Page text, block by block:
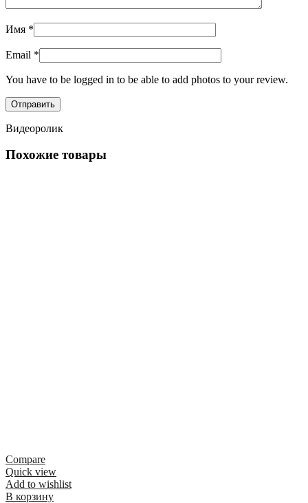
Имя *
Email *
You have to be logged in to be able to add photos to your review.
Видеоролик
Похожие товары
Compare
Quick view
Add to wishlist
В корзину